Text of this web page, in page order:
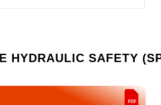
HYDRAULIC SAFETY
PDF